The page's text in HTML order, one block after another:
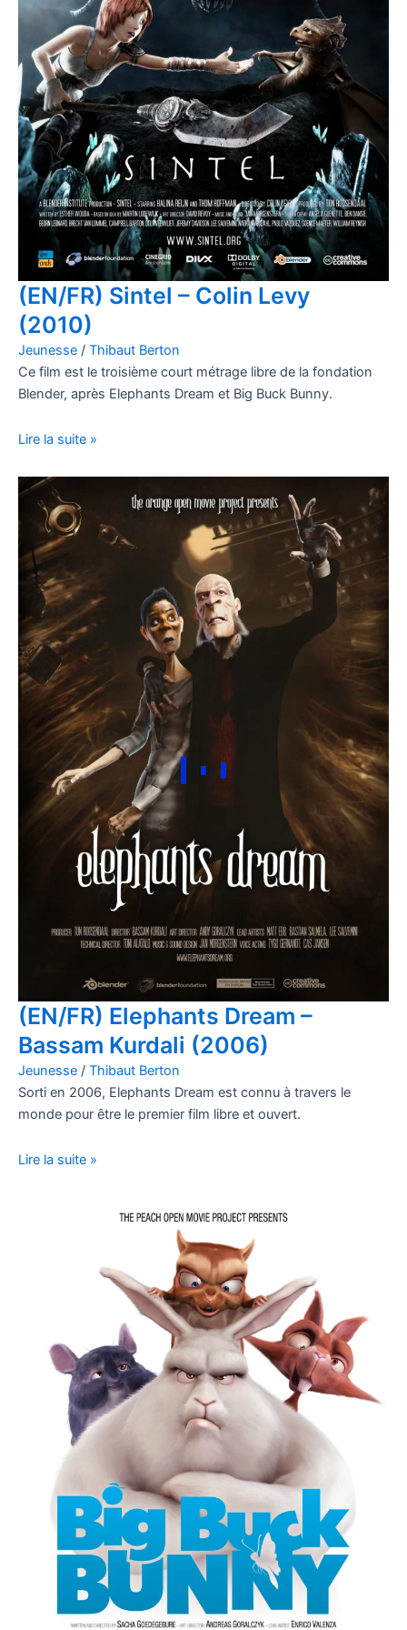
(EN/FR) Sintel – Colin Levy
(2010)
Jeunesse / Thibaut Berton
Ce film est le troisième court métrage libre de la fondation
Blender, après Elephants Dream et Big Buck Bunny.
Lire la suite »
(EN/FR) Elephants Dream –
Bassam Kurdali (2006)
Jeunesse / Thibaut Berton
Sorti en 2006, Elephants Dream est connu à travers le
monde pour être le premier film libre et ouvert.
Lire la suite »